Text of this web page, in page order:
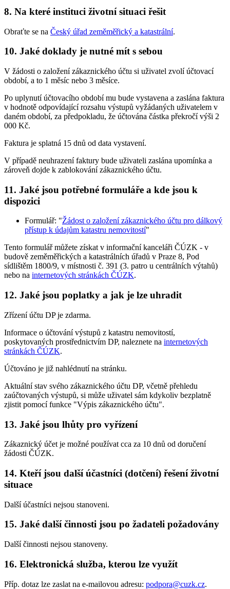
8. Na které instituci životní situaci řešit
Obraťte se na Český úřad zeměměřický a katastrální.
10. Jaké doklady je nutné mít s sebou
V žádosti o založení zákaznického účtu si uživatel zvolí účtovací
období, a to 1 měsíc nebo 3 měsíce.
Po uplynutí účtovacího období mu bude vystavena a zaslána faktura
v hodnotě odpovídající rozsahu výstupů vyžádaných uživatelem v
daném období, za předpokladu, že účtována částka překročí výši 2
000 Kč.
Faktura je splatná 15 dnů od data vystavení.
V případě neuhrazení faktury bude uživateli zaslána upomínka a
zároveň dojde k zablokování zákaznického účtu.
11. Jaké jsou potřebné formuláře a kde jsou k
dispozici
Formulář: "Žádost o založení zákaznického účtu pro dálkový
přístup k údajům katastru nemovitostí"
Tento formulář můžete získat v informační kanceláři ČÚZK - v
budově zeměměřických a katastrálních úřadů v Praze 8, Pod
sídlištěm 1800/9, v místnosti č. 391 (3. patro u centrálních výtahů)
nebo na internetových stránkách ČÚZK.
12. Jaké jsou poplatky a jak je lze uhradit
Zřízení účtu DP je zdarma.
Informace o účtování výstupů z katastru nemovitostí,
poskytovaných prostřednictvím DP, naleznete na internetových
stránkách ČÚZK.
Účtováno je již nahlédnutí na stránku.
Aktuální stav svého zákaznického účtu DP, včetně přehledu
zaúčtovaných výstupů, si může uživatel sám kdykoliv bezplatně
zjistit pomocí funkce "Výpis zákaznického účtu".
13. Jaké jsou lhůty pro vyřízení
Zákaznický účet je možné používat cca za 10 dnů od doručení
žádosti ČÚZK.
14. Kteří jsou další účastníci (dotčení) řešení životní
situace
Další účastníci nejsou stanoveni.
15. Jaké další činnosti jsou po žadateli požadovány
Další činnosti nejsou stanoveny.
16. Elektronická služba, kterou lze využít
Příp. dotaz lze zaslat na e-mailovou adresu: podpora@cuzk.cz.